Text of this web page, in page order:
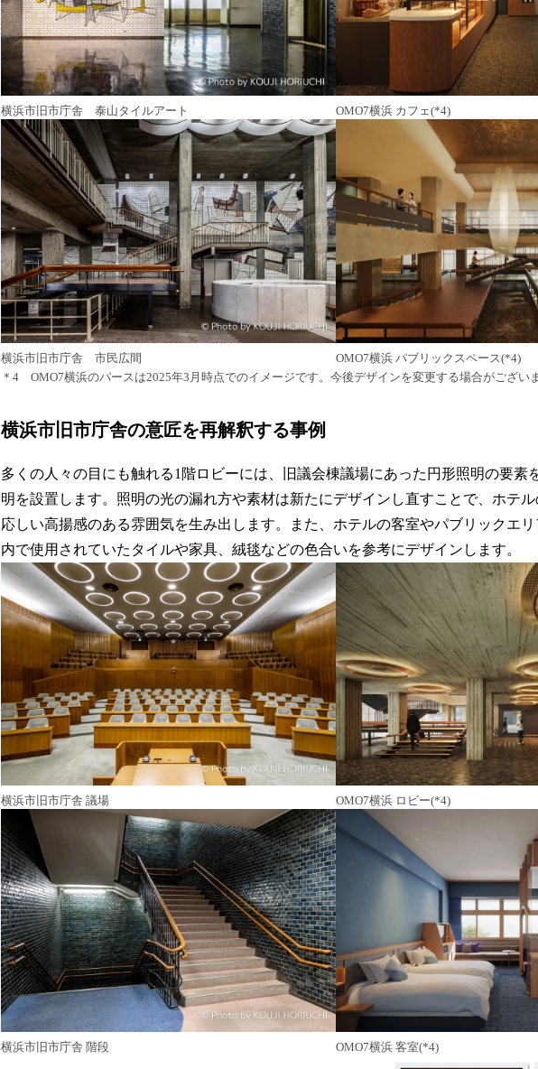
横浜市旧市庁舎 泰山タイルアート OMO7横浜 カフェ(*4)
横浜市旧市庁舎 市民広間
OMO7横浜 パブリックスペース(*4)
＊4 OMO7横浜のパースは2025年3月時点でのイメージです。今後デザインを変更する場合がござい
横浜市旧市庁舎の意匠を再解釈する事例
多くの人々の目にも触れる1階ロビーには、旧議会棟議場にあった円形照明の要素
明を設置します。照明の光の漏れ方や素材は新たにデザインし直すことで、ホテ
応しい高揚感のある雰囲気を生み出します。また、ホテルの客室やパブリックエ
内で使用されていたタイルや家具、絨毯などの色合いを参考にデザインします。
横浜市旧市庁舎 議場 OMO7横浜 ロビー(*4)
横浜市旧市庁舎 階段 OMO7横浜 客室(*4)